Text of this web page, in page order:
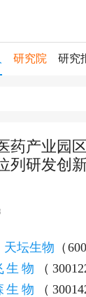
研究院 研究
药产业园
列研发创
天坛生物 （
生物 （
生物 （